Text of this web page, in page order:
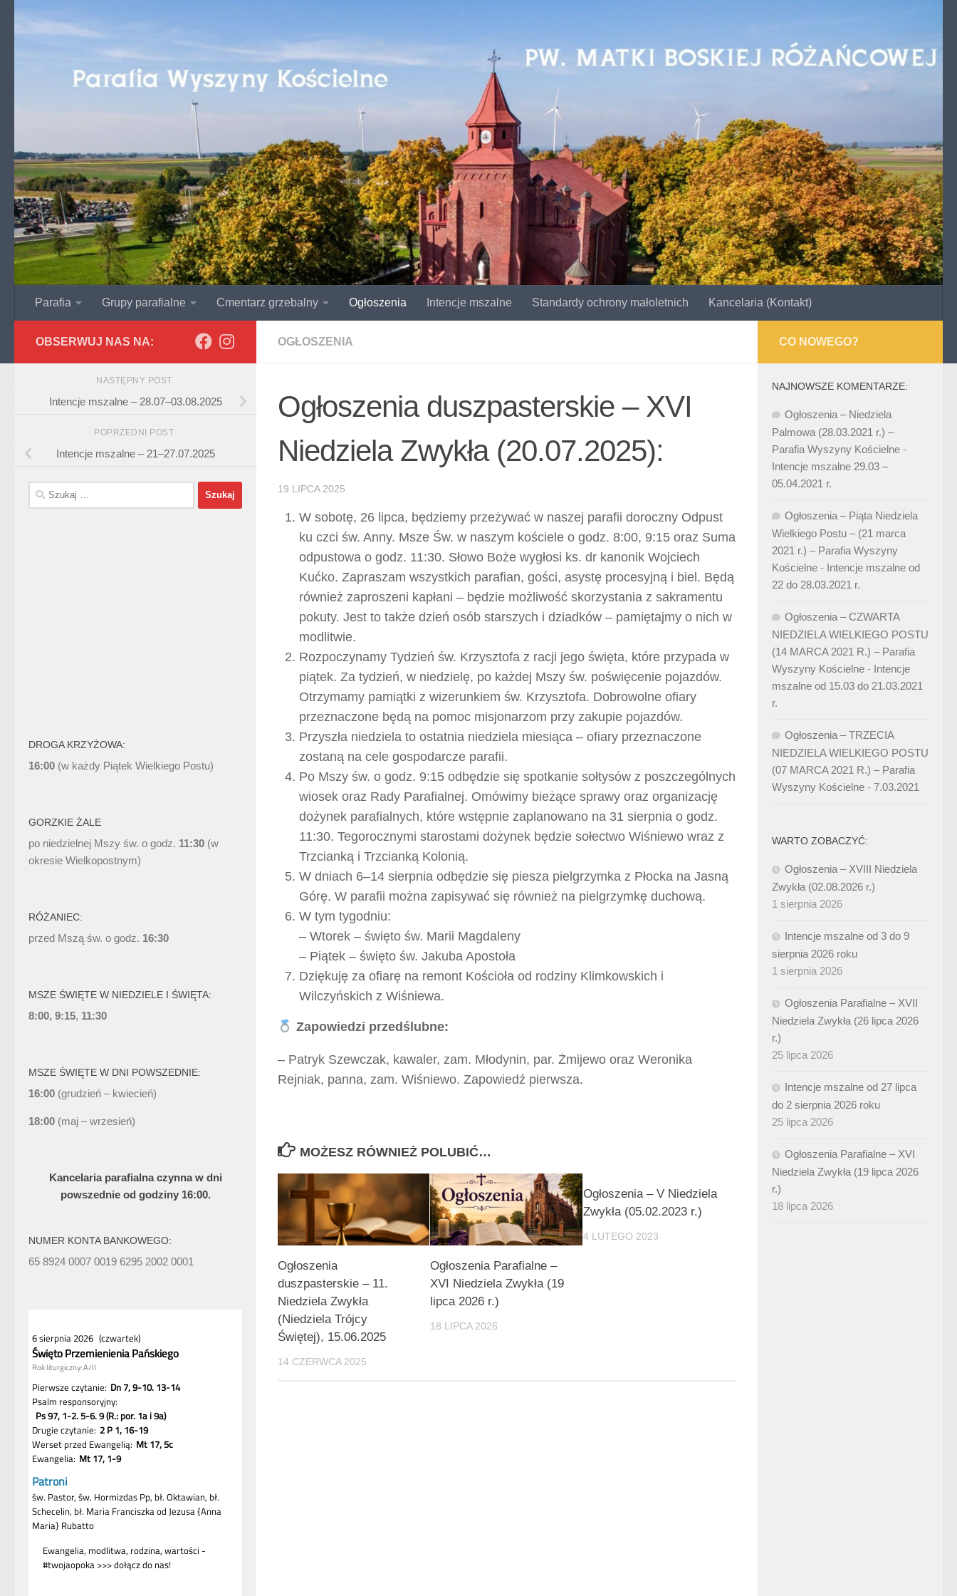
Przejdź do treści
Parafia Grupy parafialne Cmentarz grzebalny Ogłoszenia Intencje mszalne Standardy ochrony małoletnich Kancelaria (Kontakt)
OGŁOSZENIA
Ogłoszenia duszpasterskie – XVI
Niedziela Zwykła (20.07.2025):
19 LIPCA 2025
W sobotę, 26 lipca, będziemy przeżywać w naszej parafii doroczny Odpust
ku czci św. Anny. Msze Św. w naszym kościele o godz. 8:00, 9:15 oraz Suma
odpustowa o godz. 11:30. Słowo Boże wygłosi ks. dr kanonik Wojciech
Kućko. Zapraszam wszystkich parafian, gości, asystę procesyjną i biel. Będą
również zaproszeni kapłani – będzie możliwość skorzystania z sakramentu
pokuty. Jest to także dzień osób starszych i dziadków – pamiętajmy o nich w
modlitwie.
Rozpoczynamy Tydzień św. Krzysztofa z racji jego święta, które przypada w
piątek. Za tydzień, w niedzielę, po każdej Mszy św. poświęcenie pojazdów.
Otrzymamy pamiątki z wizerunkiem św. Krzysztofa. Dobrowolne ofiary
przeznaczone będą na pomoc misjonarzom przy zakupie pojazdów.
Przyszła niedziela to ostatnia niedziela miesiąca – ofiary przeznaczone
zostaną na cele gospodarcze parafii.
Po Mszy św. o godz. 9:15 odbędzie się spotkanie sołtysów z poszczególnych
wiosek oraz Rady Parafialnej. Omówimy bieżące sprawy oraz organizację
dożynek parafialnych, które wstępnie zaplanowano na 31 sierpnia o godz.
11:30. Tegorocznymi starostami dożynek będzie sołectwo Wiśniewo wraz z
Trzcianką i Trzcianką Kolonią.
W dniach 6–14 sierpnia odbędzie się piesza pielgrzymka z Płocka na Jasną
Górę. W parafii można zapisywać się również na pielgrzymkę duchową.
W tym tygodniu:
– Wtorek – święto św. Marii Magdaleny
– Piątek – święto św. Jakuba Apostoła
Dziękuję za ofiarę na remont Kościoła od rodziny Klimkowskich i
Wilczyńskich z Wiśniewa.
Zapowiedzi przedślubne:
– Patryk Szewczak, kawaler, zam. Młodynin, par. Żmijewo oraz Weronika
Rejniak, panna, zam. Wiśniewo. Zapowiedź pierwsza.
MOŻESZ RÓWNIEŻ POLUBIĆ…
Ogłoszenia
duszpasterskie – 11.
Niedziela Zwykła
(Niedziela Trójcy
Świętej), 15.06.2025
14 CZERWCA 2025
Ogłoszenia Parafialne –
XVI Niedziela Zwykła (19
lipca 2026 r.)
18 LIPCA 2026
Ogłoszenia – V Niedziela
Zwykła (05.02.2023 r.)
4 LUTEGO 2023
OBSERWUJ NAS NA:
NASTĘPNY POST
Intencje mszalne – 28.07–03.08.2025
POPRZEDNI POST
Intencje mszalne – 21–27.07.2025
Szukaj:
DROGA KRZYŻOWA:
16:00 (w każdy Piątek Wielkiego Postu)
GORZKIE ŻALE
po niedzielnej Mszy św. o godz. 11:30 (w
okresie Wielkopostnym)
RÓŻANIEC:
przed Mszą św. o godz. 16:30
MSZE ŚWIĘTE W NIEDZIELE I ŚWIĘTA:
8:00, 9:15, 11:30
MSZE ŚWIĘTE W DNI POWSZEDNIE:
16:00 (grudzień – kwiecień)
18:00 (maj – wrzesień)
Kancelaria parafialna czynna w dni
powszednie od godziny 16:00.
NUMER KONTA BANKOWEGO:
65 8924 0007 0019 6295 2002 0001
CO NOWEGO?
NAJNOWSZE KOMENTARZE:
Ogłoszenia – Niedziela
Palmowa (28.03.2021 r.) –
Parafia Wyszyny Kościelne -
Intencje mszalne 29.03 –
05.04.2021 r.
Ogłoszenia – Piąta Niedziela
Wielkiego Postu – (21 marca
2021 r.) – Parafia Wyszyny
Kościelne - Intencje mszalne od
22 do 28.03.2021 r.
Ogłoszenia – CZWARTA
NIEDZIELA WIELKIEGO POSTU
(14 MARCA 2021 R.) – Parafia
Wyszyny Kościelne - Intencje
mszalne od 15.03 do 21.03.2021
r.
Ogłoszenia – TRZECIA
NIEDZIELA WIELKIEGO POSTU
(07 MARCA 2021 R.) – Parafia
Wyszyny Kościelne - 7.03.2021
WARTO ZOBACZYĆ:
Ogłoszenia – XVIII Niedziela
Zwykła (02.08.2026 r.)
1 sierpnia 2026
Intencje mszalne od 3 do 9
sierpnia 2026 roku
1 sierpnia 2026
Ogłoszenia Parafialne – XVII
Niedziela Zwykła (26 lipca 2026
r.)
25 lipca 2026
Intencje mszalne od 27 lipca
do 2 sierpnia 2026 roku
25 lipca 2026
Ogłoszenia Parafialne – XVI
Niedziela Zwykła (19 lipca 2026
r.)
18 lipca 2026